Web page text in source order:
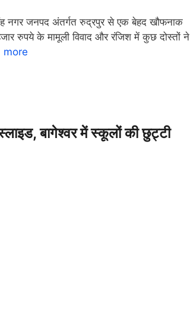
जनपद अंतर्गत रुद्रपुर से एक बेहद खौफनाक
रुपये के मामूली विवाद और रंजिश में कुछ दोस्तों ने
more
बागेश्वर में स्कूलों की छुट्टी